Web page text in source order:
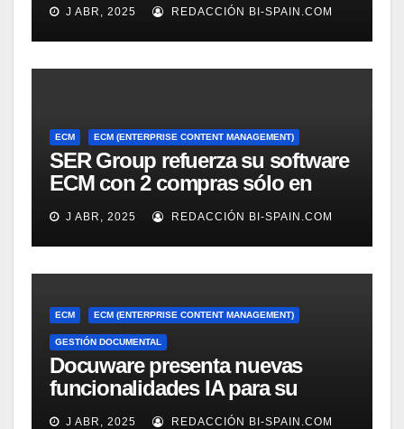
J ABR, 2025 REDACCIÓN BI-SPAIN.COM
ECM ECM (ENTERPRISE CONTENT MANAGEMENT)
SER Group refuerza su software
ECM con 2 compras sólo en
marzo
J ABR, 2025 REDACCIÓN BI-SPAIN.COM
ECM ECM (ENTERPRISE CONTENT MANAGEMENT)
GESTIÓN DOCUMENTAL
Docuware presenta nuevas
funcionalidades IA para su
gestión documental
J ABR, 2025 REDACCIÓN BI-SPAIN.COM